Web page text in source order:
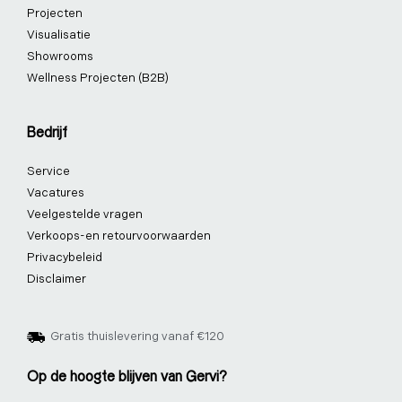
Projecten
Visualisatie
Showrooms
Wellness Projecten (B2B)
Bedrijf
Service
Vacatures
Veelgestelde vragen
Verkoops-en retourvoorwaarden
Privacybeleid
Disclaimer
Gratis thuislevering vanaf €120
Op de hoogte blijven van Gervi?